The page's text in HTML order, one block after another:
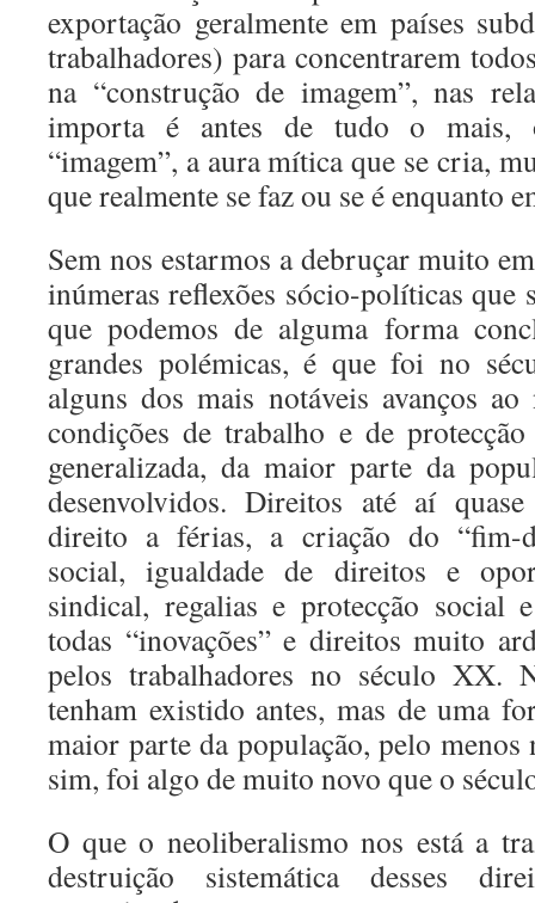
exportação geralmente em países
trabalhadores) para concentrarem
na “construção de imagem”, nas
importa é antes de tudo o mais,
“imagem”, a aura mítica que se cria,
que realmente se faz ou se é enquanto
Sem nos estarmos a debruçar muito
inúmeras reflexões sócio-políticas que
que podemos de alguma forma
grandes polémicas, é que foi no
alguns dos mais notáveis avanços
condições de trabalho e de
generalizada, da maior parte da
desenvolvidos. Direitos até aí
direito a férias, a criação do “fim-
social, igualdade de direitos e
sindical, regalias e protecção social
todas “inovações” e direitos muito
pelos trabalhadores no século XX.
tenham existido antes, mas de uma
maior parte da população, pelo
sim, foi algo de muito novo que o
O que o neoliberalismo nos está a
destruição sistemática desses